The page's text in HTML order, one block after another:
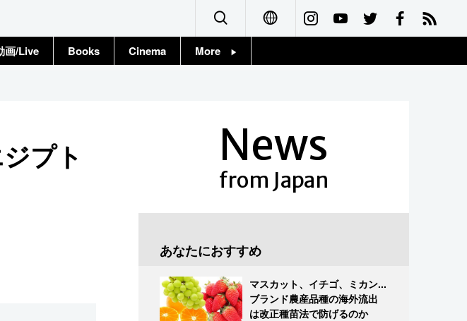
Français
画/Live Books Cinema More
プト
News
from Japan
あなたにおすすめ
マスカット、イチゴ、ミカン...
ブランド農産品種の海外流出
は改正種苗法で防げるのか